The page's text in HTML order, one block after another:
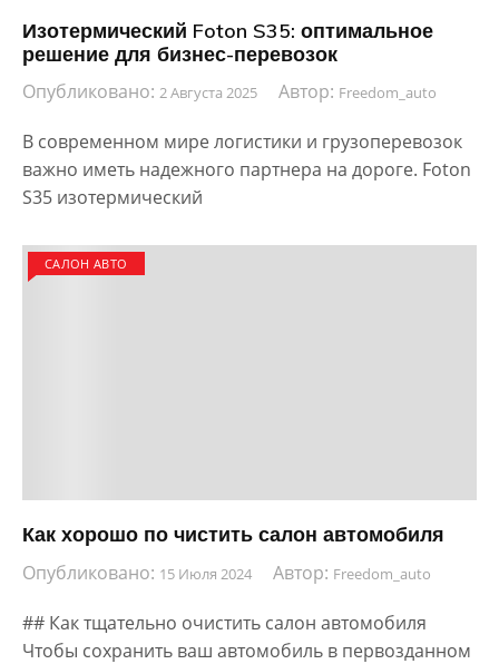
Изотермический Foton S35: оптимальное
решение для бизнес-перевозок
Опубликовано: 2 Августа 2025 Автор: Freedom_auto
В современном мире логистики и грузоперевозок
важно иметь надежного партнера на дороге. Foton
S35 изотермический
САЛОН АВТО
Как хорошо по чистить салон автомобиля
Опубликовано: 15 Июля 2024 Автор: Freedom_auto
## Как тщательно очистить салон автомобиля
Чтобы сохранить ваш автомобиль в первозданном